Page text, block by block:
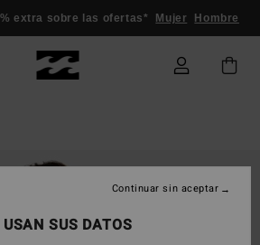
extra sobre las ofertas* Mujer Hombre
SUS DATOS
Continuar sin aceptar